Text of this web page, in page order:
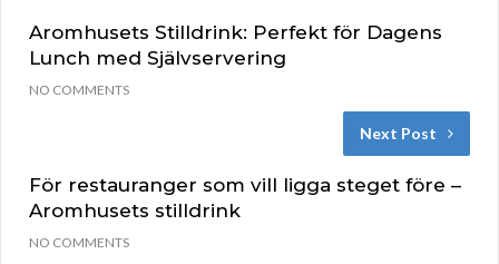
Aromhusets Stilldrink: Perfekt för Dagens
Lunch med Självservering
NO COMMENTS
Next Post
För restauranger som vill ligga steget före –
Aromhusets stilldrink
NO COMMENTS